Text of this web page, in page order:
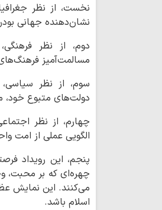
نخست، از نظر
نشان‌دهنده جهانی
دوم، از نظر
مسالمت‌آمیز
سوم، از نظر
دولت‌های متبوع خود،
چهارم، از نظر
الگویی عملی از امت
پنجم، این رویداد
چهره‌ای که بر محبت،
می‌کنند. این نمایش
اسلام باشد.